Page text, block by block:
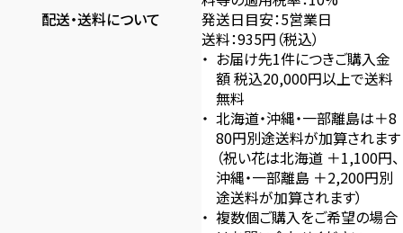
配送・送料について
発送日目安：5営業日
送料：935円（税込）
お届け先1件につきご購入金
額 税込20,000円以上で送料
無料
北海道・沖縄・一部離島は＋8
80円別途送料が加算されます
（祝い花は北海道 ＋1,100円、
沖縄・一部離島 ＋2,200円別
途送料が加算されます）
複数個ご購入をご希望の場合